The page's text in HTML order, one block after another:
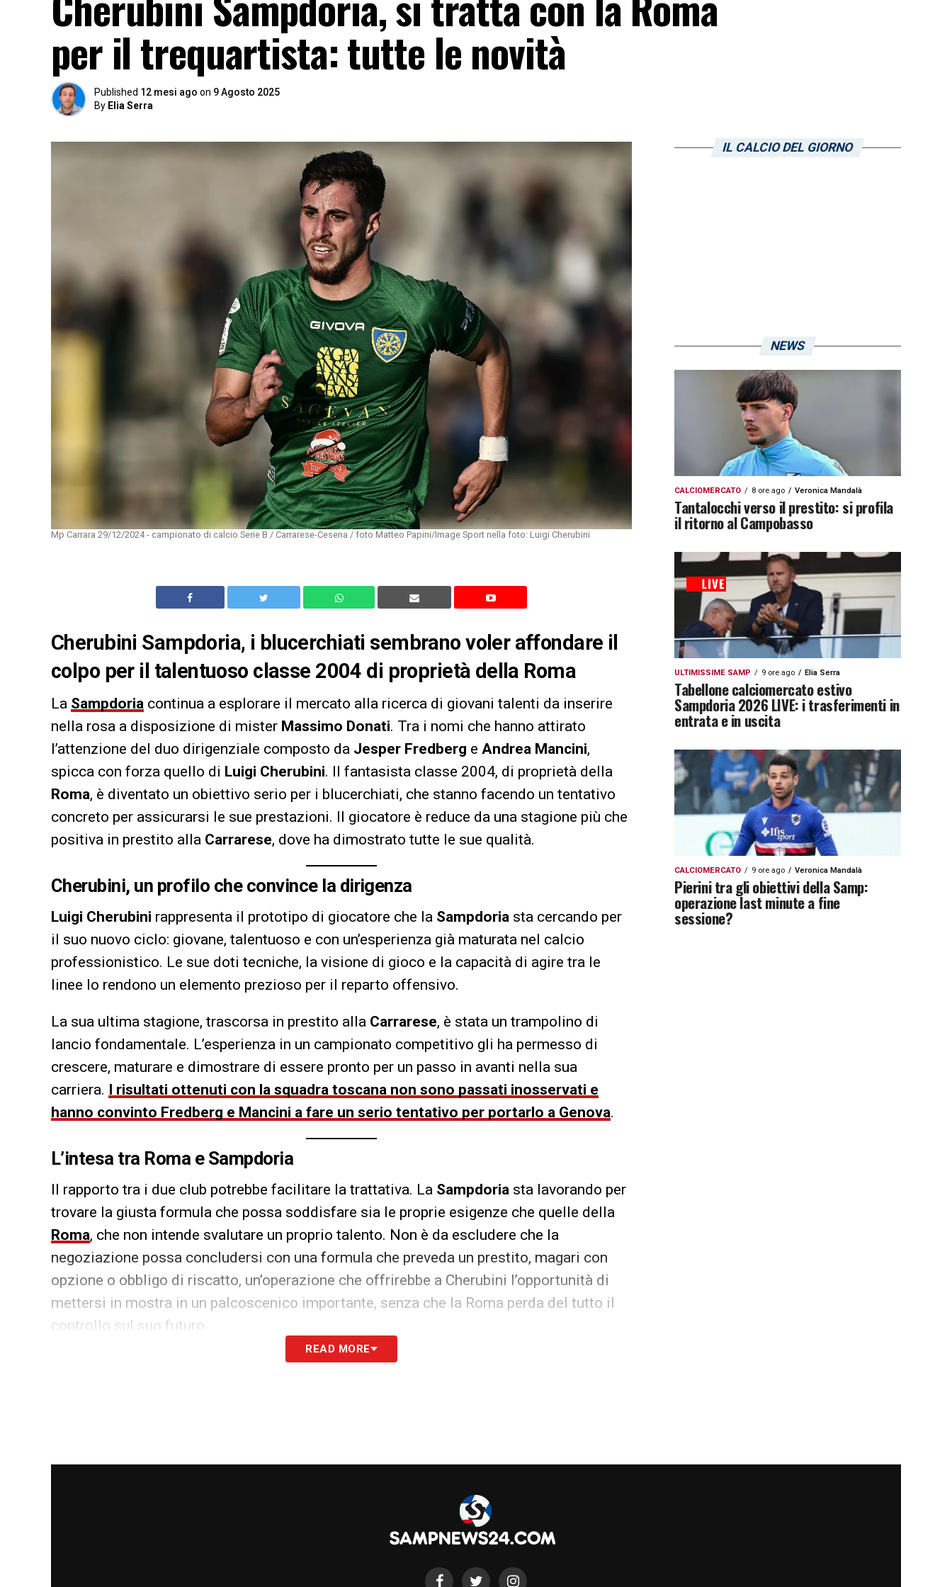
per il trequartista: tutte le novità
Published 12 mesi ago on 9 Agosto 2025
By Elia Serra
Mp Carrara 29/12/2024 - campionato di calcio Serie B / Carrarese-Cesena / foto Matteo Papini/Image Sport nella foto: Luigi Cherubini
Cherubini Sampdoria, i blucerchiati sembrano voler affondare il
colpo per il talentuoso classe 2004 di proprietà della Roma
La Sampdoria continua a esplorare il mercato alla ricerca di giovani talenti da inserire
nella rosa a disposizione di mister Massimo Donati. Tra i nomi che hanno attirato
l’attenzione del duo dirigenziale composto da Jesper Fredberg e Andrea Mancini,
spicca con forza quello di Luigi Cherubini. Il fantasista classe 2004, di proprietà della
Roma, è diventato un obiettivo serio per i blucerchiati, che stanno facendo un tentativo
concreto per assicurarsi le sue prestazioni. Il giocatore è reduce da una stagione più che
positiva in prestito alla Carrarese, dove ha dimostrato tutte le sue qualità.
Cherubini, un profilo che convince la dirigenza
Luigi Cherubini rappresenta il prototipo di giocatore che la Sampdoria sta cercando per
il suo nuovo ciclo: giovane, talentuoso e con un’esperienza già maturata nel calcio
professionistico. Le sue doti tecniche, la visione di gioco e la capacità di agire tra le
linee lo rendono un elemento prezioso per il reparto offensivo.
La sua ultima stagione, trascorsa in prestito alla Carrarese, è stata un trampolino di
lancio fondamentale. L’esperienza in un campionato competitivo gli ha permesso di
crescere, maturare e dimostrare di essere pronto per un passo in avanti nella sua
carriera. I risultati ottenuti con la squadra toscana non sono passati inosservati e
hanno convinto Fredberg e Mancini a fare un serio tentativo per portarlo a Genova.
L’intesa tra Roma e Sampdoria
Il rapporto tra i due club potrebbe facilitare la trattativa. La Sampdoria sta lavorando per
trovare la giusta formula che possa soddisfare sia le proprie esigenze che quelle della
Roma, che non intende svalutare un proprio talento. Non è da escludere che la
negoziazione possa concludersi con una formula che preveda un prestito, magari con
opzione o obbligo di riscatto, un’operazione che offrirebbe a Cherubini l’opportunità di
mettersi in mostra in un palcoscenico importante, senza che la Roma perda del tutto il
controllo sul suo futuro.
Massimo Donatiun giocatore che possa aggiungere
READ MORE
IL CALCIO DEL GIORNO
NEWS
CALCIOMERCATO 8 ore ago Veronica Mandalà
Tantalocchi verso il prestito: si profila
il ritorno al Campobasso
ULTIMISSIME SAMP 9 ore ago Elia Serra
Tabellone calciomercato estivo
Sampdoria 2026 LIVE: i trasferimenti in
entrata e in uscita
CALCIOMERCATO 9 ore ago Veronica Mandalà
Pierini tra gli obiettivi della Samp:
operazione last minute a fine
sessione?